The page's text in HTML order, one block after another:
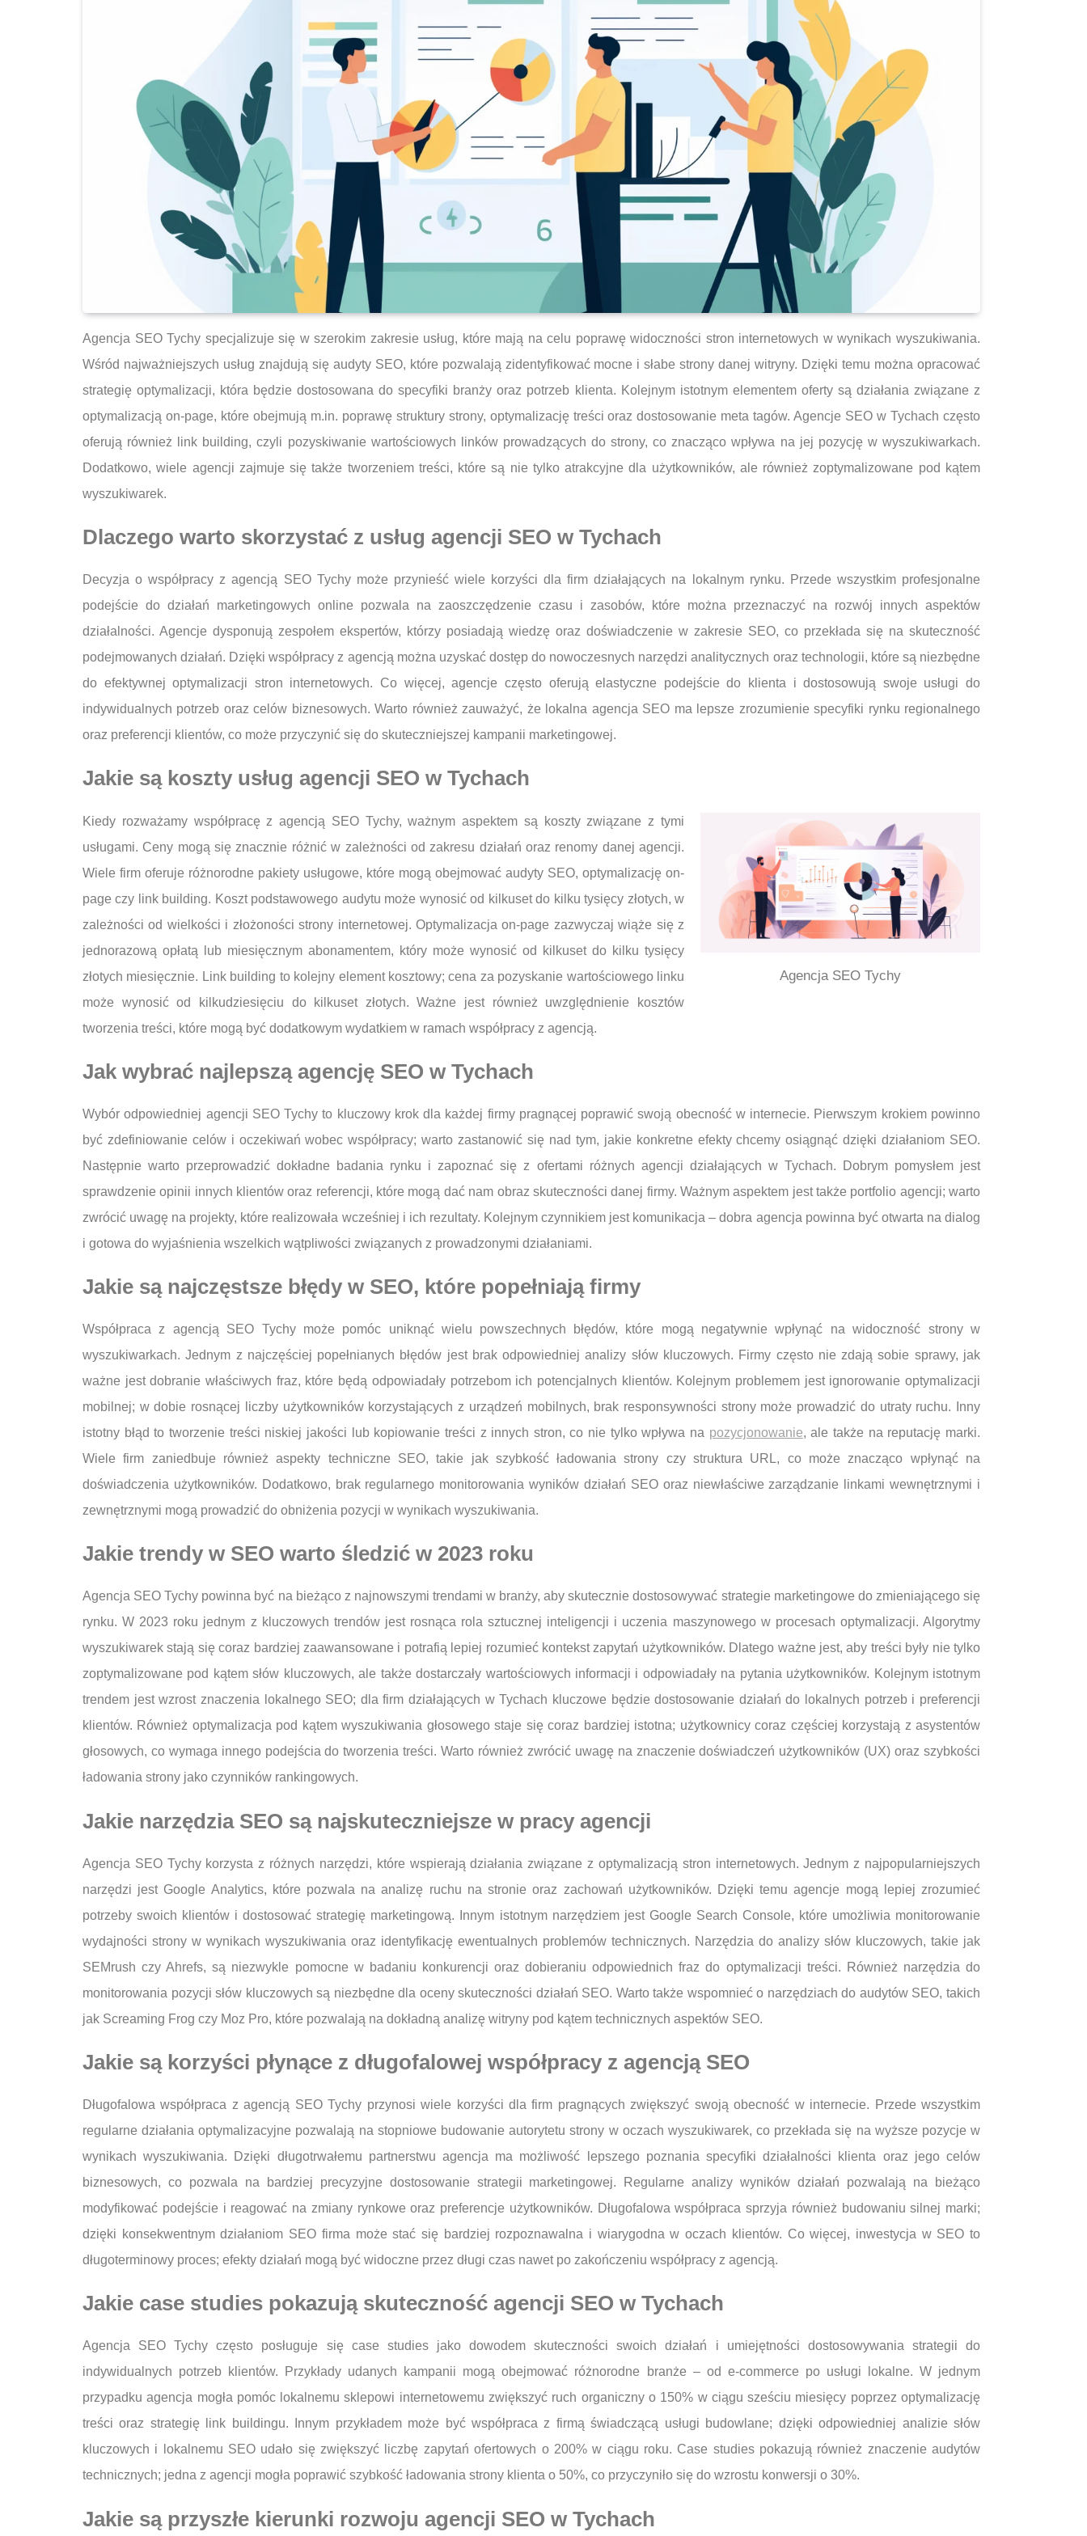
Agencja SEO Tychy specjalizuje się w szerokim zakresie usług, które mają na celu poprawę widoczności stron internetowych w wynikach wyszukiwania.
Wśród najważniejszych usług znajdują się audyty SEO, które pozwalają zidentyfikować mocne i słabe strony danej witryny. Dzięki temu można opracować
strategię optymalizacji, która będzie dostosowana do specyfiki branży oraz potrzeb klienta. Kolejnym istotnym elementem oferty są działania związane z
optymalizacją on-page, które obejmują m.in. poprawę struktury strony, optymalizację treści oraz dostosowanie meta tagów. Agencje SEO w Tychach często
oferują również link building, czyli pozyskiwanie wartościowych linków prowadzących do strony, co znacząco wpływa na jej pozycję w wyszukiwarkach.
Dodatkowo, wiele agencji zajmuje się także tworzeniem treści, które są nie tylko atrakcyjne dla użytkowników, ale również zoptymalizowane pod kątem
wyszukiwarek.
Dlaczego warto skorzystać z usług agencji SEO w Tychach
Decyzja o współpracy z agencją SEO Tychy może przynieść wiele korzyści dla firm działających na lokalnym rynku. Przede wszystkim profesjonalne
podejście do działań marketingowych online pozwala na zaoszczędzenie czasu i zasobów, które można przeznaczyć na rozwój innych aspektów
działalności. Agencje dysponują zespołem ekspertów, którzy posiadają wiedzę oraz doświadczenie w zakresie SEO, co przekłada się na skuteczność
podejmowanych działań. Dzięki współpracy z agencją można uzyskać dostęp do nowoczesnych narzędzi analitycznych oraz technologii, które są niezbędne
do efektywnej optymalizacji stron internetowych. Co więcej, agencje często oferują elastyczne podejście do klienta i dostosowują swoje usługi do
indywidualnych potrzeb oraz celów biznesowych. Warto również zauważyć, że lokalna agencja SEO ma lepsze zrozumienie specyfiki rynku regionalnego
oraz preferencji klientów, co może przyczynić się do skuteczniejszej kampanii marketingowej.
Jakie są koszty usług agencji SEO w Tychach
Agencja SEO Tychy
Kiedy rozważamy współpracę z agencją SEO Tychy, ważnym aspektem są koszty związane z tymi
usługami. Ceny mogą się znacznie różnić w zależności od zakresu działań oraz renomy danej agencji.
Wiele firm oferuje różnorodne pakiety usługowe, które mogą obejmować audyty SEO, optymalizację on-
page czy link building. Koszt podstawowego audytu może wynosić od kilkuset do kilku tysięcy złotych, w
zależności od wielkości i złożoności strony internetowej. Optymalizacja on-page zazwyczaj wiąże się z
jednorazową opłatą lub miesięcznym abonamentem, który może wynosić od kilkuset do kilku tysięcy
złotych miesięcznie. Link building to kolejny element kosztowy; cena za pozyskanie wartościowego linku
może wynosić od kilkudziesięciu do kilkuset złotych. Ważne jest również uwzględnienie kosztów
tworzenia treści, które mogą być dodatkowym wydatkiem w ramach współpracy z agencją.
Jak wybrać najlepszą agencję SEO w Tychach
Wybór odpowiedniej agencji SEO Tychy to kluczowy krok dla każdej firmy pragnącej poprawić swoją obecność w internecie. Pierwszym krokiem powinno
być zdefiniowanie celów i oczekiwań wobec współpracy; warto zastanowić się nad tym, jakie konkretne efekty chcemy osiągnąć dzięki działaniom SEO.
Następnie warto przeprowadzić dokładne badania rynku i zapoznać się z ofertami różnych agencji działających w Tychach. Dobrym pomysłem jest
sprawdzenie opinii innych klientów oraz referencji, które mogą dać nam obraz skuteczności danej firmy. Ważnym aspektem jest także portfolio agencji; warto
zwrócić uwagę na projekty, które realizowała wcześniej i ich rezultaty. Kolejnym czynnikiem jest komunikacja – dobra agencja powinna być otwarta na dialog
i gotowa do wyjaśnienia wszelkich wątpliwości związanych z prowadzonymi działaniami.
Jakie są najczęstsze błędy w SEO, które popełniają firmy
Współpraca z agencją SEO Tychy może pomóc uniknąć wielu powszechnych błędów, które mogą negatywnie wpłynąć na widoczność strony w
wyszukiwarkach. Jednym z najczęściej popełnianych błędów jest brak odpowiedniej analizy słów kluczowych. Firmy często nie zdają sobie sprawy, jak
ważne jest dobranie właściwych fraz, które będą odpowiadały potrzebom ich potencjalnych klientów. Kolejnym problemem jest ignorowanie optymalizacji
mobilnej; w dobie rosnącej liczby użytkowników korzystających z urządzeń mobilnych, brak responsywności strony może prowadzić do utraty ruchu. Inny
istotny błąd to tworzenie treści niskiej jakości lub kopiowanie treści z innych stron, co nie tylko wpływa na pozycjonowanie, ale także na reputację marki.
Wiele firm zaniedbuje również aspekty techniczne SEO, takie jak szybkość ładowania strony czy struktura URL, co może znacząco wpłynąć na
doświadczenia użytkowników. Dodatkowo, brak regularnego monitorowania wyników działań SEO oraz niewłaściwe zarządzanie linkami wewnętrznymi i
zewnętrznymi mogą prowadzić do obniżenia pozycji w wynikach wyszukiwania.
Jakie trendy w SEO warto śledzić w 2023 roku
Agencja SEO Tychy powinna być na bieżąco z najnowszymi trendami w branży, aby skutecznie dostosowywać strategie marketingowe do zmieniającego się
rynku. W 2023 roku jednym z kluczowych trendów jest rosnąca rola sztucznej inteligencji i uczenia maszynowego w procesach optymalizacji. Algorytmy
wyszukiwarek stają się coraz bardziej zaawansowane i potrafią lepiej rozumieć kontekst zapytań użytkowników. Dlatego ważne jest, aby treści były nie tylko
zoptymalizowane pod kątem słów kluczowych, ale także dostarczały wartościowych informacji i odpowiadały na pytania użytkowników. Kolejnym istotnym
trendem jest wzrost znaczenia lokalnego SEO; dla firm działających w Tychach kluczowe będzie dostosowanie działań do lokalnych potrzeb i preferencji
klientów. Również optymalizacja pod kątem wyszukiwania głosowego staje się coraz bardziej istotna; użytkownicy coraz częściej korzystają z asystentów
głosowych, co wymaga innego podejścia do tworzenia treści. Warto również zwrócić uwagę na znaczenie doświadczeń użytkowników (UX) oraz szybkości
ładowania strony jako czynników rankingowych.
Jakie narzędzia SEO są najskuteczniejsze w pracy agencji
Agencja SEO Tychy korzysta z różnych narzędzi, które wspierają działania związane z optymalizacją stron internetowych. Jednym z najpopularniejszych
narzędzi jest Google Analytics, które pozwala na analizę ruchu na stronie oraz zachowań użytkowników. Dzięki temu agencje mogą lepiej zrozumieć
potrzeby swoich klientów i dostosować strategię marketingową. Innym istotnym narzędziem jest Google Search Console, które umożliwia monitorowanie
wydajności strony w wynikach wyszukiwania oraz identyfikację ewentualnych problemów technicznych. Narzędzia do analizy słów kluczowych, takie jak
SEMrush czy Ahrefs, są niezwykle pomocne w badaniu konkurencji oraz dobieraniu odpowiednich fraz do optymalizacji treści. Również narzędzia do
monitorowania pozycji słów kluczowych są niezbędne dla oceny skuteczności działań SEO. Warto także wspomnieć o narzędziach do audytów SEO, takich
jak Screaming Frog czy Moz Pro, które pozwalają na dokładną analizę witryny pod kątem technicznych aspektów SEO.
Jakie są korzyści płynące z długofalowej współpracy z agencją SEO
Długofalowa współpraca z agencją SEO Tychy przynosi wiele korzyści dla firm pragnących zwiększyć swoją obecność w internecie. Przede wszystkim
regularne działania optymalizacyjne pozwalają na stopniowe budowanie autorytetu strony w oczach wyszukiwarek, co przekłada się na wyższe pozycje w
wynikach wyszukiwania. Dzięki długotrwałemu partnerstwu agencja ma możliwość lepszego poznania specyfiki działalności klienta oraz jego celów
biznesowych, co pozwala na bardziej precyzyjne dostosowanie strategii marketingowej. Regularne analizy wyników działań pozwalają na bieżąco
modyfikować podejście i reagować na zmiany rynkowe oraz preferencje użytkowników. Długofalowa współpraca sprzyja również budowaniu silnej marki;
dzięki konsekwentnym działaniom SEO firma może stać się bardziej rozpoznawalna i wiarygodna w oczach klientów. Co więcej, inwestycja w SEO to
długoterminowy proces; efekty działań mogą być widoczne przez długi czas nawet po zakończeniu współpracy z agencją.
Jakie case studies pokazują skuteczność agencji SEO w Tychach
Agencja SEO Tychy często posługuje się case studies jako dowodem skuteczności swoich działań i umiejętności dostosowywania strategii do
indywidualnych potrzeb klientów. Przykłady udanych kampanii mogą obejmować różnorodne branże – od e-commerce po usługi lokalne. W jednym
przypadku agencja mogła pomóc lokalnemu sklepowi internetowemu zwiększyć ruch organiczny o 150% w ciągu sześciu miesięcy poprzez optymalizację
treści oraz strategię link buildingu. Innym przykładem może być współpraca z firmą świadczącą usługi budowlane; dzięki odpowiedniej analizie słów
kluczowych i lokalnemu SEO udało się zwiększyć liczbę zapytań ofertowych o 200% w ciągu roku. Case studies pokazują również znaczenie audytów
technicznych; jedna z agencji mogła poprawić szybkość ładowania strony klienta o 50%, co przyczyniło się do wzrostu konwersji o 30%.
Jakie są przyszłe kierunki rozwoju agencji SEO w Tychach